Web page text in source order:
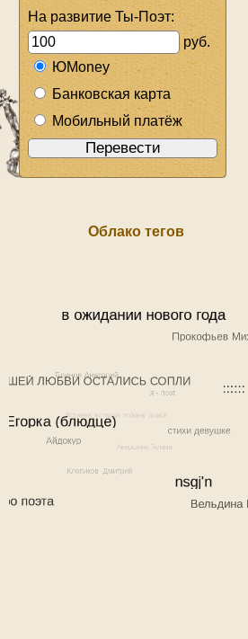
На развитие Ты-Поэт:
руб.
ЮMoney
Банковская карта
Мобильный платёж
Облако тегов